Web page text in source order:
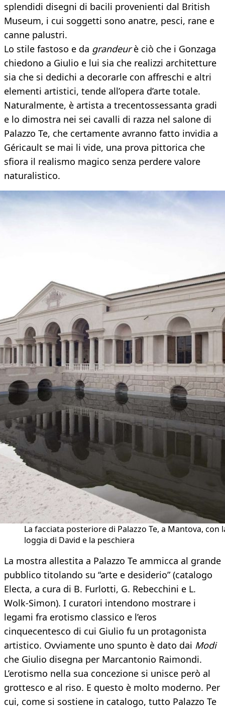
splendidi disegni di bacili provenienti dal British
Museum, i cui soggetti sono anatre, pesci, rane e
canne palustri.
Lo stile fastoso e da grandeurè ciò che i Gonzaga
chiedono a Giulio e lui sia che realizzi architetture
sia che si dedichi a decorarle con affreschi e altri
elementi artistici, tende all’opera d’arte totale.
Naturalmente, è artista a trecentossessanta gradi
e lo dimostra nei sei cavalli di razza nel salone di
Palazzo Te, che certamente avranno fatto invidia a
Géricault se mai li vide, una prova pittorica che
sfiora il realismo magico senza perdere valore
naturalistico.
La facciata posteriore di Palazzo Te, a Mantova, con
loggia di David e la peschiera
La mostra allestita a Palazzo Te ammicca al grande
pubblico titolando su “arte e desiderio” (catalogo
Electa, a cura di B. Furlotti, G. Rebecchini e L.
Wolk-Simon). I curatori intendono mostrare i
legami fra erotismo classico e l’eros
cinquecentesco di cui Giulio fu un protagonista
artistico. Ovviamente uno spunto è dato dai Modi
che Giulio disegna per Marcantonio Raimondi.
L’erotismo nella sua concezione si unisce però al
grottesco e al riso. E questo è molto moderno. Per
cui, come si sostiene in catalogo, tutto Palazzo Te